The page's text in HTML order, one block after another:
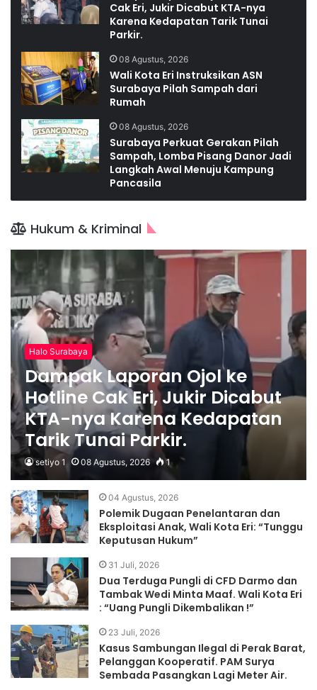
Cak Eri, Jukir Dicabut KTA-nya
Karena Kedapatan Tarik Tunai
Parkir.
08 Agustus, 2026
Wali Kota Eri Instruksikan ASN
Surabaya Pilah Sampah dari
Rumah
08 Agustus, 2026
Surabaya Perkuat Gerakan Pilah
Sampah, Lomba Pisang Danor Jadi
Langkah Awal Menuju Kampung
Pancasila
Hukum & Kriminal
Halo Surabaya
Dampak Laporan Ojol ke
Hotline Cak Eri, Jukir Dicabut
KTA-nya Karena Kedapatan
Tarik Tunai Parkir.
setiyo 1 08 Agustus, 2026 1
04 Agustus, 2026
Polemik Dugaan Penelantaran dan
Eksploitasi Anak, Wali Kota Eri: “Tunggu
Keputusan Hukum”
31 Juli, 2026
Dua Terduga Pungli di CFD Darmo dan
Tambak Wedi Minta Maaf. Wali Kota Eri
: “Uang Pungli Dikembalikan !”
23 Juli, 2026
Kasus Sambungan Ilegal di Perak Barat,
Pelanggan Kooperatif. PAM Surya
Sembada Pasangkan Lagi Meter Air.